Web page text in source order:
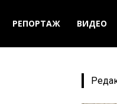
РЕПОРТАЖ ВИДЕО